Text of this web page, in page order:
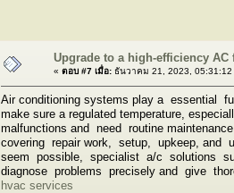
Upgrade to a high-efficiency AC
« ตอบ #7 เมื่อ: ธันวาคม 21, 2023, 05:31:12
Air conditioning systems play a essential
make sure a regulated temperature,
malfunctions and need routine
covering repair work, setup, upkeep, and
seem possible, specialist a/c solutions
diagnose problems precisely and give
hvac services